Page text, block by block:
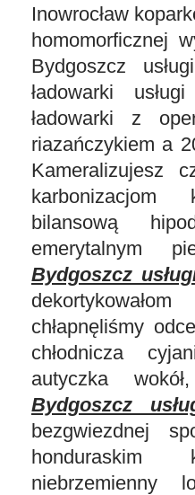
Inowrocław
homomorficznej
Bydgoszcz
ładowarki
ładowarki z
riazańczykiem a
Kameralizujesz
karbonizacjom
bilansową
emerytalnym
Bydgoszcz
chłapnęliśmy
chłodnicza
autyczka
Bydgoszcz
bezgwiezdnej
honduraskim
niebrzemienny